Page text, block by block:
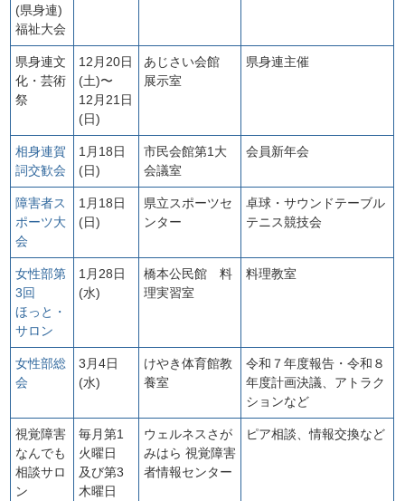
(県身連)
福祉大会
県身連文
化・芸術
祭
12月20日
(土)〜
12月21日
(日)
あじさい会館
展示室
県身連主催
相身連賀
詞交歓会
1月18日
(日)
市民会館第1大
会議室
会員新年会
障害者ス
ポーツ大
会
1月18日
(日)
県立スポーツセ
ンター
卓球・サウンドテーブル
テニス競技会
女性部第
3回
ほっと・
サロン
1月28日
(水)
橋本公民館 料
理実習室
料理教室
女性部総
会
3月4日
(水)
けやき体育館教
養室
令和７年度報告・令和８
年度計画決議、アトラク
ションなど
視覚障害
なんでも
相談サロ
ン
毎月第1
火曜日
及び第3
木曜日
ウェルネスさが
みはら 視覚障害
者情報センター
ピア相談、情報交換など